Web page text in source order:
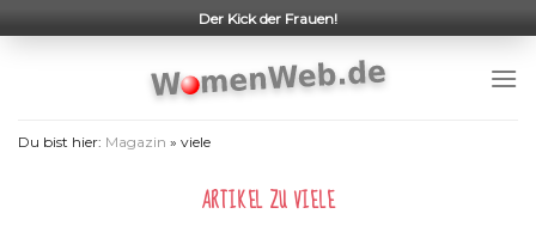
to
Der Kick der Frauen!
Du bist hier: Magazin » viele
ARTIKEL ZUVIELE